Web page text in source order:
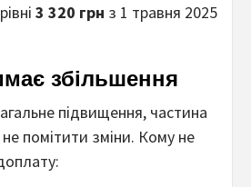
3 320 грн з 1 травня 2025
збільшення
підвищення, частина
помітити зміни. Кому не